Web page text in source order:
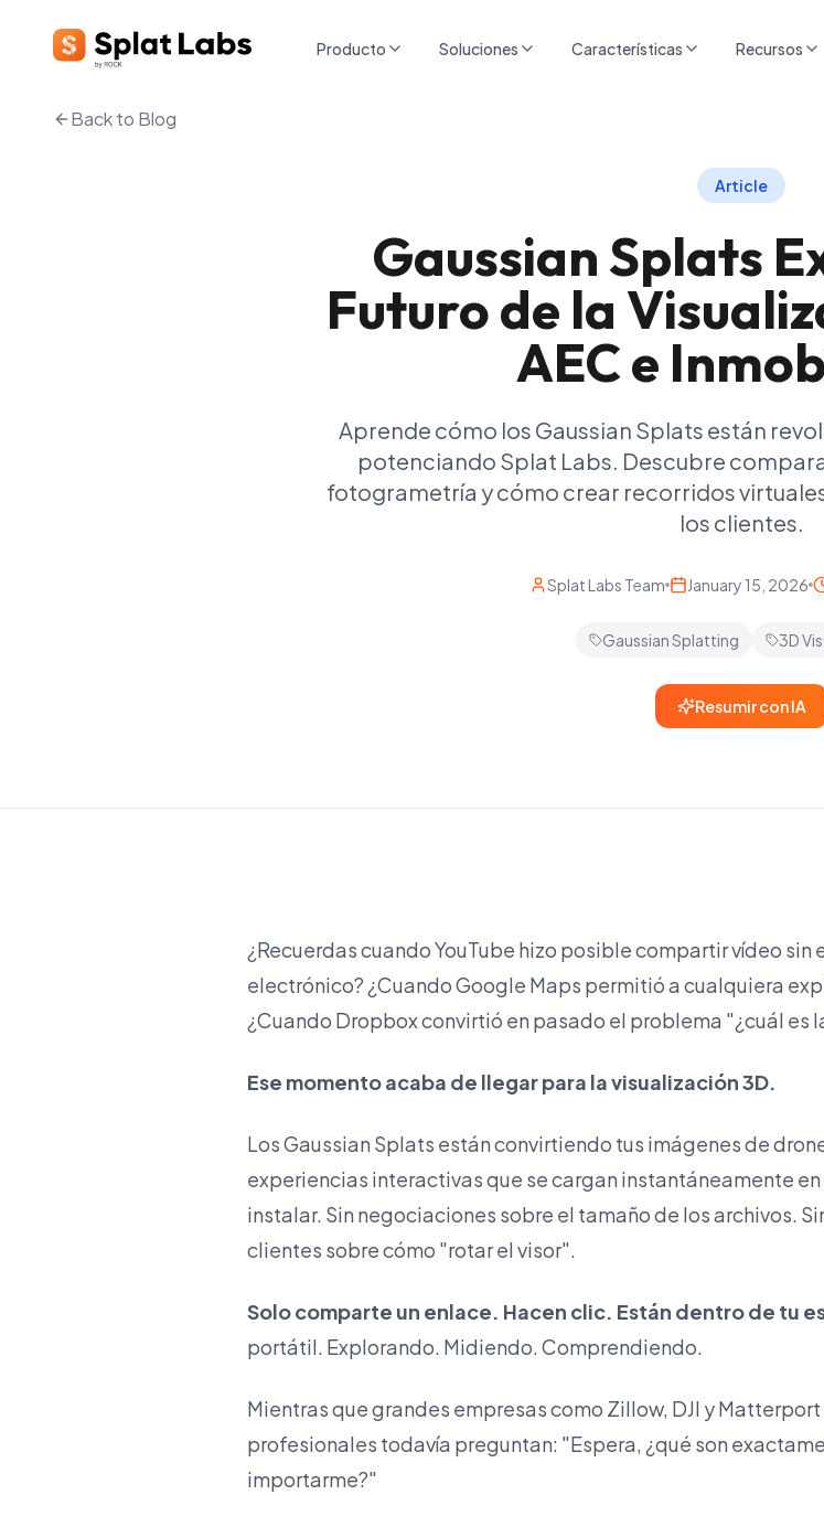
Producto Soluciones Características Recursos
Back to Blog
Article
Gaussian Splats
Futuro de la
AEC e
Aprende cómo los Gaussian Splats están
potenciando Splat Labs. Descubre
fotogrametría y cómo crear recorridos
los clientes.
Splat Labs Team January 15, 2026
Gaussian Splatting 3D
Resumir con IA
¿Recuerdas cuando YouTube hizo posible compartir vídeo sin
electrónico? ¿Cuando Google Maps permitió a cualquiera
¿Cuando Dropbox convirtió en pasado el problema "¿cuál es
Ese momento acaba de llegar para la visualización 3D.
Los Gaussian Splats están convirtiendo tus imágenes de
experiencias interactivas que se cargan instantáneamente
instalar. Sin negociaciones sobre el tamaño de los archivos.
clientes sobre cómo "rotar el visor".
Solo comparte un enlace. Hacen clic. Están dentro de tu
portátil. Explorando. Midiendo. Comprendiendo.
Mientras que grandes empresas como Zillow, DJI y
profesionales todavía preguntan: "Espera, ¿qué son
importarme?"